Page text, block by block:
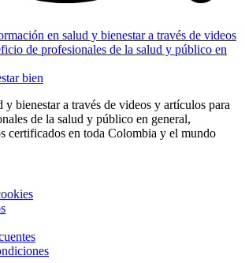
bien
bienestar a través de videos y artículos para
de la salud y público en general,
certificados en toda Colombia y el mundo